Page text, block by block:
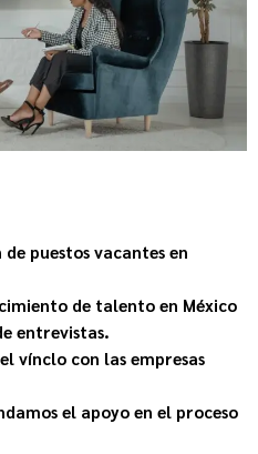
puestos vacantes en
de talento en México
entrevistas.
vínclo con las empresas
el apoyo en el proceso